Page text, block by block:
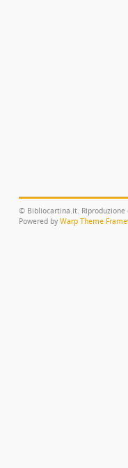
© Bibliocartina.it.
Powered by Warp Theme